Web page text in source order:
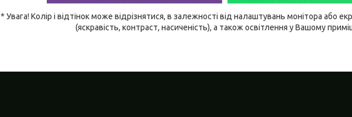
* Увага! Колір і відтінок може відрізнятися, в залежності від налаштувань монітора або
(яскравість, контраст, насиченість), а також освітлення у Вашому